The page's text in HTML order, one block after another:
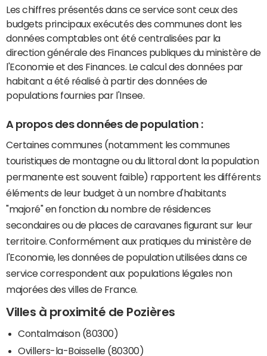
Les chiffres présentés dans ce service sont ceux des
budgets principaux exécutés des communes dont les
données comptables ont été centralisées par la
direction générale des Finances publiques du ministère de
l'Economie et des Finances. Le calcul des données par
habitant a été réalisé à partir des données de
populations fournies par l'Insee.
A propos des données de population :
Certaines communes (notamment les communes
touristiques de montagne ou du littoral dont la population
permanente est souvent faible) rapportent les différents
éléments de leur budget à un nombre d'habitants
"majoré" en fonction du nombre de résidences
secondaires ou de places de caravanes figurant sur leur
territoire. Conformément aux pratiques du ministère de
l'Economie, les données de population utilisées dans ce
service correspondent aux populations légales non
majorées des villes de France.
Villes à proximité de Pozières
Contalmaison (80300)
Ovillers-la-Boisselle (80300)